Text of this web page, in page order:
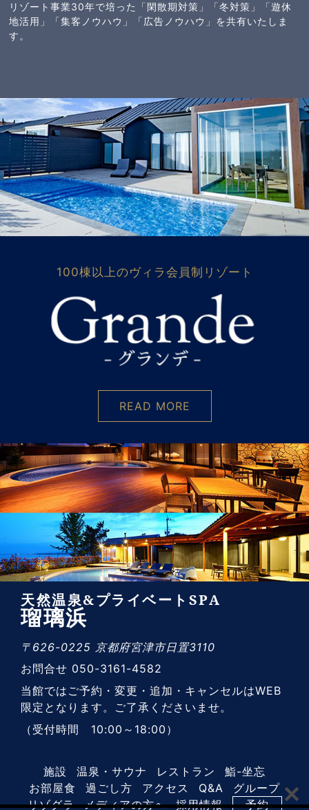
リゾート事業30年で培った「閑散期対策」「冬対策」「遊休
地活用」「集客ノウハウ」「広告ノウハウ」を共有いたしま
す。
100棟以上のヴィラ会員制リゾート
READ MORE
天然温泉&プライベートSPA
瑠璃浜
〒626-0225 京都府宮津市日置3110
お問合せ 050-3161-4582
当館ではご予約・変更・追加・キャンセルはWEB
限定となります。ご了承くださいませ。
（受付時間 10:00～18:00）
施設 温泉・サウナ レストラン
鮨-坐忘
お部屋食
過ごし方 アクセス Q&A
グループ
リゾグラ
メディアの方へ 採用情報 予約